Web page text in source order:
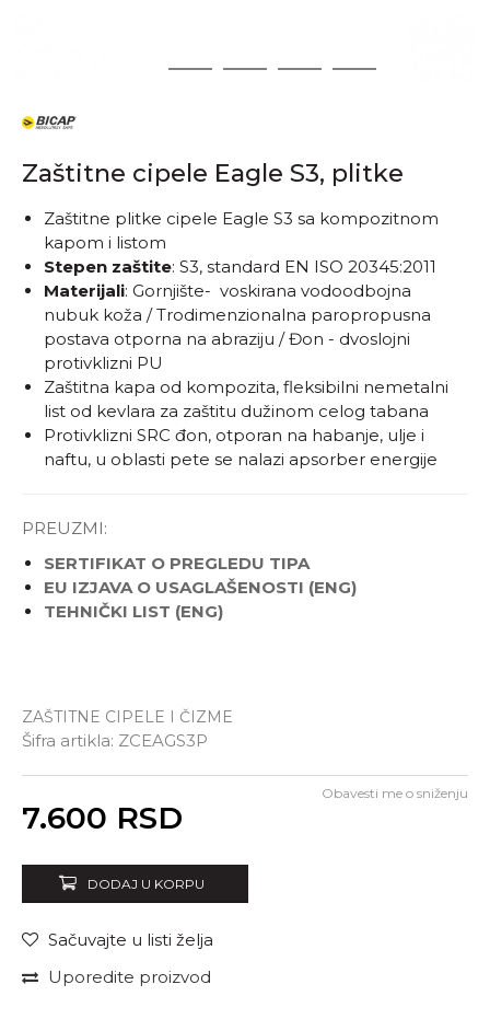
2 3 4 5
Zaštitne cipele Eagle S3, plitke
ZAŠTITNE CIPELE I ČIZME
Šifra artikla: ZCEAGS3P
Zaštitne plitke cipele Eagle S3 sa kompozitnom
kapom i listom
Stepen zaštite: S3, standard EN ISO 20345:2011
Materijali: Gornjište- voskirana vodoodbojna
nubuk koža / Trodimenzionalna paropropusna
postava otporna na abraziju / Đon - dvoslojni
protivklizni PU
Zaštitna kapa od kompozita, fleksibilni nemetalni
list od kevlara za zaštitu dužinom celog tabana
Protivklizni SRC đon, otporan na habanje, ulje i
naftu, u oblasti pete se nalazi apsorber energije
PREUZMI:
SERTIFIKAT O PREGLEDU TIPA
EU IZJAVA O USAGLAŠENOSTI (ENG)
TEHNIČKI LIST (ENG)
7.600 RSD
Obavesti me o sniženju
39 40 41 42
44
DODAJ U KORPU
Sačuvajte u listi želja
Uporedite proizvod